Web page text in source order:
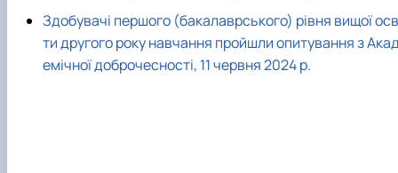
Здобувачі першого (бакалаврського) рівня вищої
ти другого року навчання пройшли опитування з
емічної доброчесності, 11 червня 2024 р.